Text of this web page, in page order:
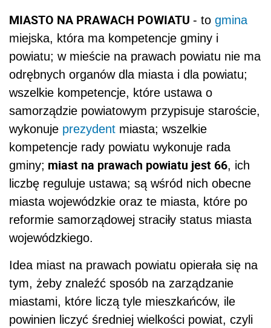
MIASTO NA PRAWACH POWIATU - to gmina
miejska, która ma kompetencje gminy i
powiatu; w mieście na prawach powiatu nie ma
odrębnych organów dla miasta i dla powiatu;
wszelkie kompetencje, które ustawa o
samorządzie powiatowym przypisuje staroście,
wykonuje prezydent miasta; wszelkie
kompetencje rady powiatu wykonuje rada
gminy; miast na prawach powiatu jest 66, ich
liczbę reguluje ustawa; są wśród nich obecne
miasta wojewódzkie oraz te miasta, które po
reformie samorządowej straciły status miasta
wojewódzkiego.
Idea miast na prawach powiatu opierała się na
tym, żeby znaleźć sposób na zarządzanie
miastami, które liczą tyle mieszkańców, ile
powinien liczyć średniej wielkości powiat, czyli